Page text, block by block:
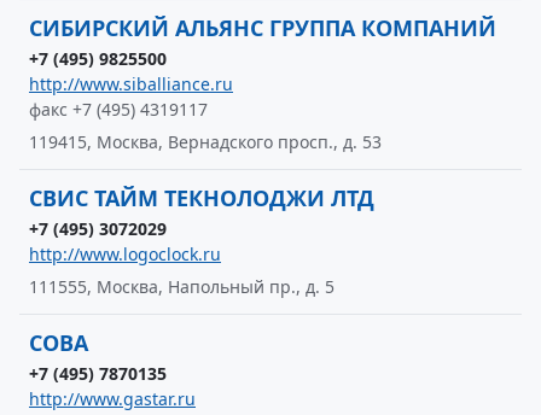
СИБИРСКИЙ АЛЬЯНС ГРУППА КОМПАНИЙ
+7 (495) 9825500
http://www.siballiance.ru
факс +7 (495) 4319117
119415, Москва, Вернадского просп., д. 53
СВИС ТАЙМ ТЕКНОЛОДЖИ ЛТД
+7 (495) 3072029
http://www.logoclock.ru
111555, Москва, Напольный пр., д. 5
СОВА
+7 (495) 7870135
http://www.gastar.ru